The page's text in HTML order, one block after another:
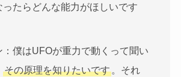
ったらどんな能力がほしいです
：僕はUFOが重力で動くって聞い
その原理を知りたいです。それ